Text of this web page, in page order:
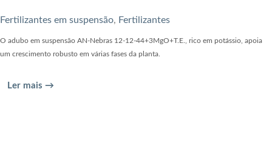
Fertilizantes em suspensão, Fertilizantes
O adubo em suspensão AN-Nebras 12-12-44+3MgO+T.E., rico em potássio, apoia
um crescimento robusto em várias fases da planta.
Ler mais →